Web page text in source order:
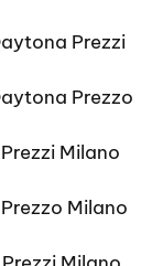
Prezzi
Prezzo
Milano
Milano